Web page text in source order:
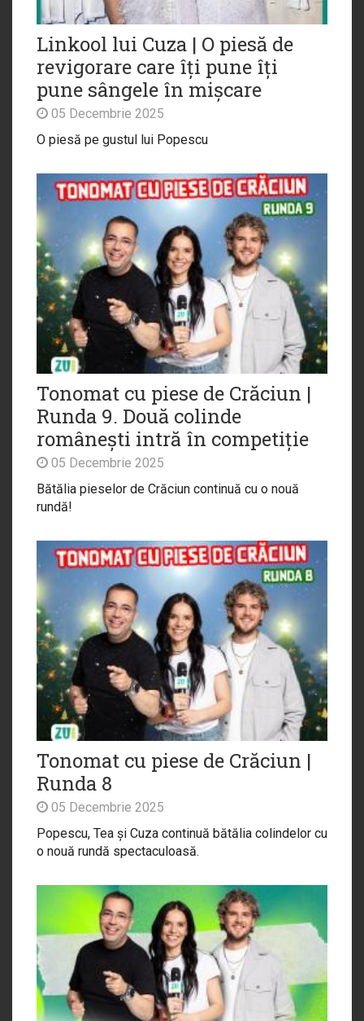
Linkool lui Cuza | O piesă de
revigorare care îți pune îți
pune sângele în mișcare
05 Decembrie 2025
O piesă pe gustul lui Popescu
Tonomat cu piese de Crăciun |
Runda 9. Două colinde
românești intră în competiție
05 Decembrie 2025
Bătălia pieselor de Crăciun continuă cu o nouă
rundă!
Tonomat cu piese de Crăciun |
Runda 8
05 Decembrie 2025
Popescu, Tea și Cuza continuă bătălia colindelor cu
o nouă rundă spectaculoasă.